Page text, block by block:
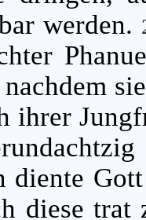
werden.
ihrer
diente
diese trat